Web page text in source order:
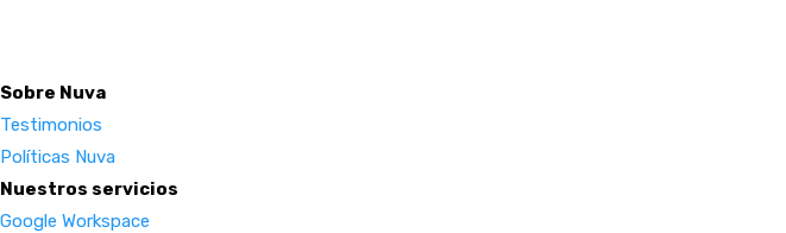
Sobre Nuva
Testimonios
Políticas Nuva
Nuestros servicios
Google Workspace